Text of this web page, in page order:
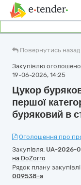
Повернутись назад
Закупівлю оголошено
19-06-2026, 14:25
Цукор
першої
буряковий в
Оголошення про
Закупівля: UA-2026-
на DoZorro
Рядок плану
009538-a